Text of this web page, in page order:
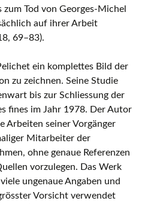
zum Tod von Georges-Michel
auf ihrer Arbeit
69–83).
ein komplettes Bild der
zu zeichnen. Seine Studie
bis zur Schliessung der
fines im Jahr 1978. Der Autor
Arbeiten seiner Vorgänger
Mitarbeiter der
ohne genaue Referenzen
vorzulegen. Das Werk
ungenaue Angaben und
Vorsicht verwendet